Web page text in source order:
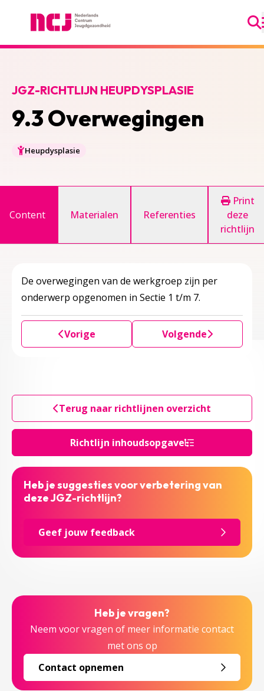
9.3 Overwegingen
JGZ-RICHTLIJN HEUPDYSPLASIE
Heupdysplasie
Richtlijn inhoudsopgave
Content Materialen Referenties
Print
deze
richtlijn
De overwegingen van de werkgroep zijn per
onderwerp opgenomen in Sectie 1 t/m 7.
Vorige Volgende
Terug naar richtlijnen overzicht
Heb je suggesties voor verbetering van
deze JGZ-richtlijn?
Geef jouw feedback
Heb je vragen?
Neem voor vragen of meer informatie contact
met ons op
Contact opnemen